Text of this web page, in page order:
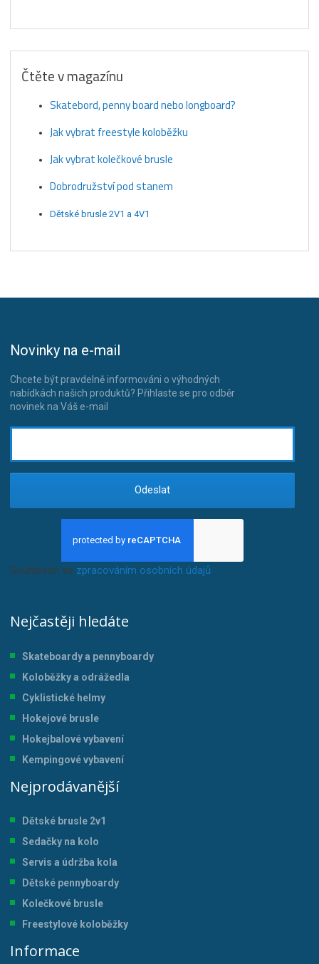
Čtěte v magazínu
Skatebord, penny board nebo longboard?
Jak vybrat freestyle koloběžku
Jak vybrat kolečkové brusle
Dobrodružství pod stanem
Dětské brusle 2V1 a 4V1
Novinky na e-mail
Chcete být pravdelně informováni o výhodných
nabídkách našich produktů? Přihlaste se pro odběr
novinek na Váš e-mail
Odeslat
Souhlasím se zpracováním osobních údajů.
Nejčastěji hledáte
Skateboardy a pennyboardy
Koloběžky a odrážedla
Cyklistické helmy
Hokejové brusle
Hokejbalové vybavení
Kempingové vybavení
Nejprodávanější
Dětské brusle 2v1
Sedačky na kolo
Servis a údržba kola
Dětské pennyboardy
Kolečkové brusle
Freestylové koloběžky
Informace